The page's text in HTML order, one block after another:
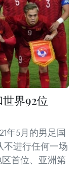
界92位
年5月的男足国
不进行任何一场
首位、亚洲第